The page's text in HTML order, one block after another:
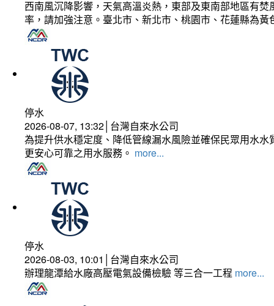
西南風沉降影響，天氣高溫炎熱，東部及東南部地區有
率，請加強注意。臺北市、新北市、桃園市、花蓮縣為
停水
2026-08-07, 13:32│台灣自來水公司
為提升供水穩定度、降低管線漏水風險並確保民眾用水
更安心可靠之用水服務。 more...
停水
2026-08-03, 10:01│台灣自來水公司
辦理龍潭給水廠高壓電氣設備檢驗 等三合一工程 more...